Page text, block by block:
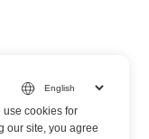
use cookies for
our site, you agree